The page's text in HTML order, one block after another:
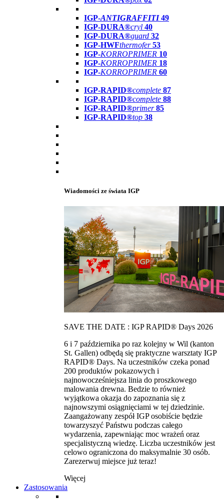
IGP-ANTIGRAFFITI49
IGP-DURA®cryl 40
IGP-DURA®guard 32
IGP-HWFthermofer 53
IGP-KORROPRIMER 10
IGP-KORROPRIMER 18
IGP-KORROPRIMER 60
IGP-RAPID®complete 87
IGP-RAPID®complete 88
IGP-RAPID®primer 85
IGP-RAPID®top 38
Wiadomości ze świata IGP
SAVE THE DATE : IGP RAPID® Days 2026
6 i 7 października po raz kolejny w Wil (kanton
St. Gallen) odbędą się praktyczne warsztaty IGP
RAPID® Days. Na uczestników czeka ponad
200 produktów pokazowych i
najnowocześniejsza linia do proszkowego
malowania drewna. Bedzie to również
wyjątkowa okazja do zapoznania się z
najnowszymi osiągnięciami w tej dziedzinie.
Zaangażowany zespół IGP osobiście będzie
towarzyszyć Państwu podczas całego
wydarzenia, zapewniając moc wrażeń oraz
specjalistyczną wiedzę. Liczba uczestników jest
celowo ograniczona do maksymalnie 30 osób.
Zarezerwuj miejsce już teraz!
Więcej
Zastosowania